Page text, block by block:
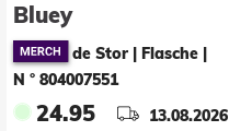
Bluey
de Stor | Flasche
N ° 804007551
24.95 13.08.2026